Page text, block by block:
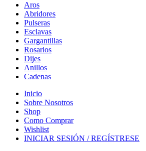
Aros
Abridores
Pulseras
Esclavas
Gargantillas
Rosarios
Dijes
Anillos
Cadenas
Inicio
Sobre Nosotros
Shop
Como Comprar
Wishlist
INICIAR SESIÓN / REGÍSTRESE